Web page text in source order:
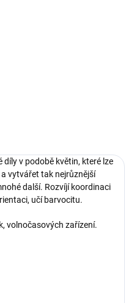
v podobě květin, které lze
vytvářet tak nejrůznější
další. Rozvíjí koordinaci
učí barvocitu.
volnočasových zařízení.